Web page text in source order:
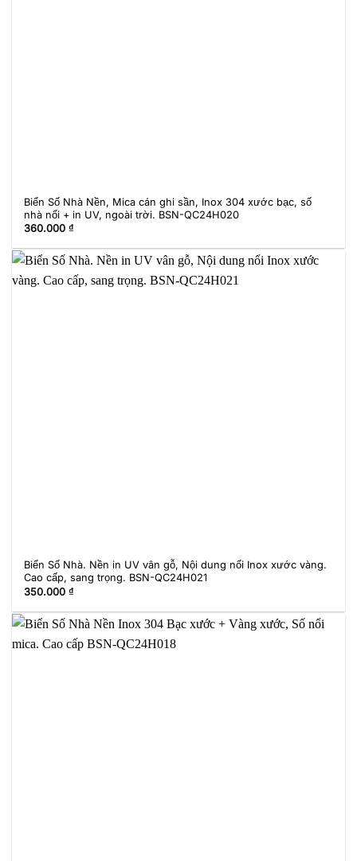
Biển Số Nhà Nền, Mica cán ghi sần, Inox 304 xước bạc, số
nhà nổi + in UV, ngoài trời. BSN-QC24H020
360.000₫
Biển Số Nhà. Nền in UV vân gỗ, Nội dung nổi Inox xước vàng.
Cao cấp, sang trọng. BSN-QC24H021
350.000₫